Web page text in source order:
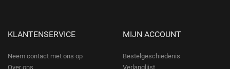
KLANTENSERVICE
Neem contact met ons op
Over ons
MIJN ACCOUNT
Bestelgeschiedenis
Verlanglijst